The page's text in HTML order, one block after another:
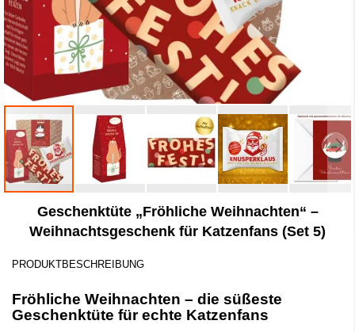
Geschenktüte „Fröhliche Weihnachten“ –
Weihnachtsgeschenk für Katzenfans (Set 5)
PRODUKTBESCHREIBUNG
Fröhliche Weihnachten – die süßeste
Geschenk­tüte für echte Katzenfans